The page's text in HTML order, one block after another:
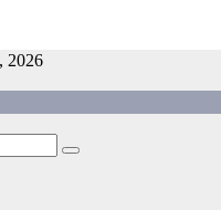
2026
，新能源汽车，HMI，人